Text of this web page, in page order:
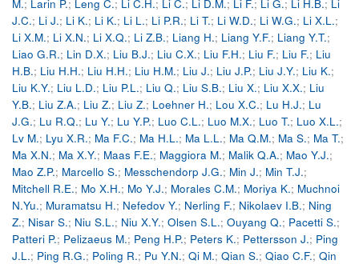
M.; Larin P.; Leng C.; Li C.H.; Li C.; Li D.M.; Li F.; Li G.; Li H.B.; Li
J.C.; Li J.; Li K.; Li K.; Li L.; Li P.R.; Li T.; Li W.D.; Li W.G.; Li X.L.;
Li X.M.; Li X.N.; Li X.Q.; Li Z.B.; Liang H.; Liang Y.F.; Liang Y.T.;
Liao G.R.; Lin D.X.; Liu B.J.; Liu C.X.; Liu F.H.; Liu F.; Liu F.; Liu
H.B.; Liu H.H.; Liu H.H.; Liu H.M.; Liu J.; Liu J.P.; Liu J.Y.; Liu K.;
Liu K.Y.; Liu L.D.; Liu P.L.; Liu Q.; Liu S.B.; Liu X.; Liu X.X.; Liu
Y.B.; Liu Z.A.; Liu Z.; Liu Z.; Loehner H.; Lou X.C.; Lu H.J.; Lu
J.G.; Lu R.Q.; Lu Y.; Lu Y.P.; Luo C.L.; Luo M.X.; Luo T.; Luo X.L.;
Lv M.; Lyu X.R.; Ma F.C.; Ma H.L.; Ma L.L.; Ma Q.M.; Ma S.; Ma T.;
Ma X.N.; Ma X.Y.; Maas F.E.; Maggiora M.; Malik Q.A.; Mao Y.J.;
Mao Z.P.; Marcello S.; Messchendorp J.G.; Min J.; Min T.J.;
Mitchell R.E.; Mo X.H.; Mo Y.J.; Morales C.M.; Moriya K.; Muchnoi
N.Yu.; Muramatsu H.; Nefedov Y.; Nerling F.; Nikolaev I.B.; Ning
Z.; Nisar S.; Niu S.L.; Niu X.Y.; Olsen S.L.; Ouyang Q.; Pacetti S.;
Patteri P.; Pelizaeus M.; Peng H.P.; Peters K.; Pettersson J.; Ping
J.L.; Ping R.G.; Poling R.; Pu Y.N.; Qi M.; Qian S.; Qiao C.F.; Qin